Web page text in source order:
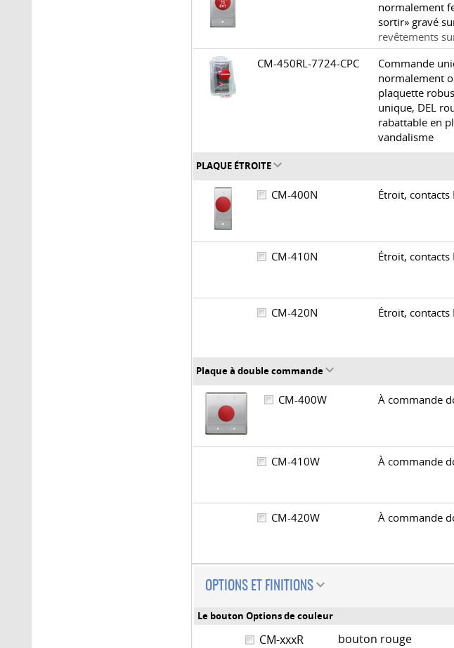
normalement
sortir» gravé
revêtements
CM-450RL-7724-CPC
Commande
normalement
plaquette
unique, DEL
rabattable en
vandalisme
PLAQUE ÉTROITE
CM-400N Étroit, contacts
CM-410N Étroit, contacts
CM-420N Étroit, contacts
Plaque à double commande
CM-400W À commande
CM-410W À commande
CM-420W À commande
OPTIONS ET FINITIONS
Le bouton Options de couleur
CM-xxxR
bouton rouge